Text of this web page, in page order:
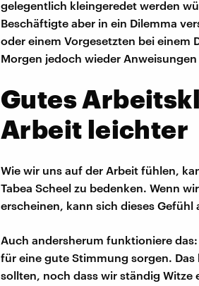
gelegentlich kleingeredet werden
Beschäftigte aber in ein Dilemma
oder einem Vorgesetzten bei einem
Morgen jedoch wieder
Gutes
Arbeit leichter
Wie wir uns auf der Arbeit fühlen,
Tabea Scheel zu bedenken. Wenn
erscheinen, kann sich dieses
Auch andersherum funktioniere
für eine gute Stimmung sorgen.
sollten, noch dass wir ständig